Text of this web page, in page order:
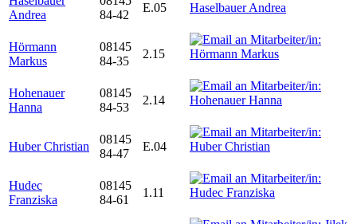
Andrea
84-42
E.05
Hörmann
Markus
08145
84-35
2.15
Hohenauer
Hanna
08145
84-53
2.14
Huber Christian
08145
84-47
E.04
Hudec
Franziska
08145
84-61
1.11